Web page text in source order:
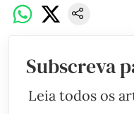
Subscreva
Leia todos os